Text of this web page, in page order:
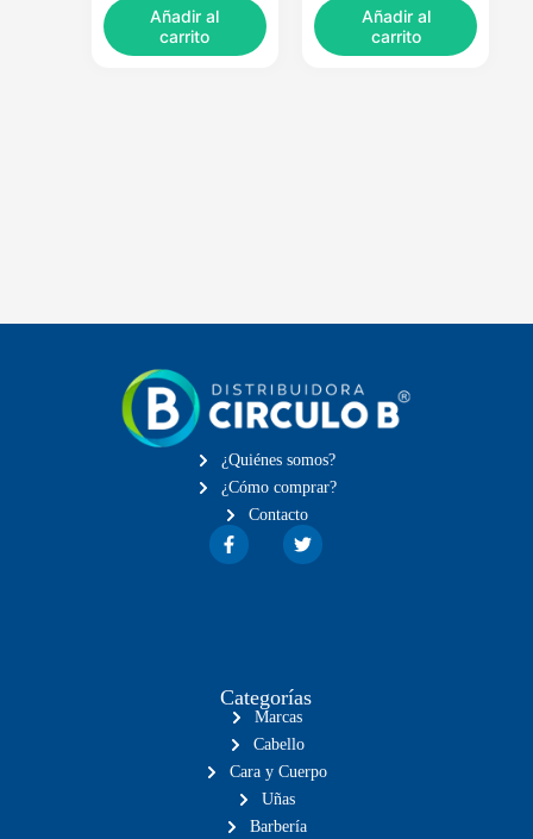
Añadir al
carrito
Añadir al
carrito
¿Quiénes somos?
¿Cómo comprar?
Contacto
Categorías
Marcas
Cabello
Cara y Cuerpo
Uñas
Barbería